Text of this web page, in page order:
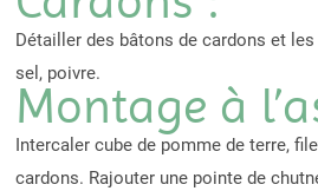
Détailler des bâtons de cardons et
sel, poivre.
Montage à
Intercaler cube de pomme de terre,
cardons. Rajouter une pointe de